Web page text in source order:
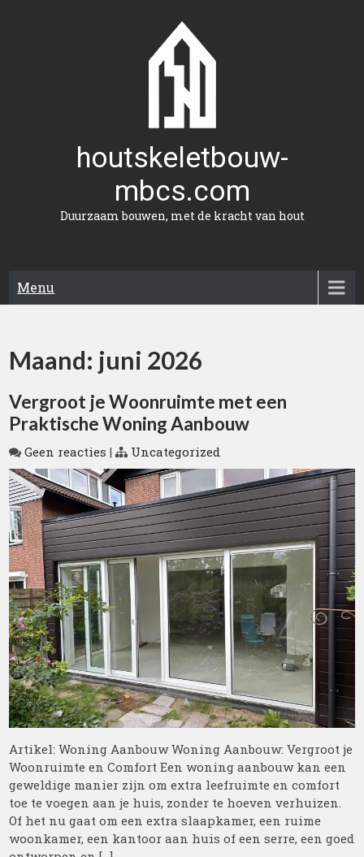
houtskeletbouw-
mbcs.com
Duurzaam bouwen, met de kracht van hout
Menu
Maand: juni 2026
Vergroot je Woonruimte met een
Praktische Woning Aanbouw
Geen reacties | Uncategorized
Artikel: Woning Aanbouw Woning Aanbouw: Vergroot je
Woonruimte en Comfort Een woning aanbouw kan een
geweldige manier zijn om extra leefruimte en comfort
toe te voegen aan je huis, zonder te hoeven verhuizen.
Of het nu gaat om een extra slaapkamer, een ruime
woonkamer, een kantoor aan huis of een serre, een goed